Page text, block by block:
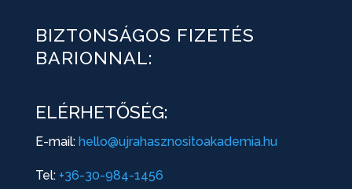
BIZTONSÁGOS FIZETÉS
BARIONNAL:
ELÉRHETŐSÉG:
E-mail: hello@ujrahasznositoakademia.hu
Tel: +36-30-984-1456